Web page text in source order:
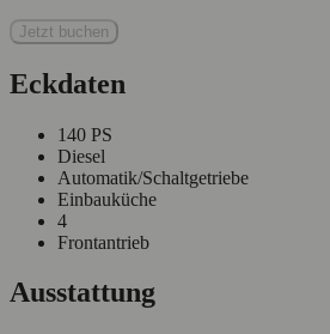
Jetzt buchen
Eckdaten
140 PS
Diesel
Automatik/Schaltgetriebe
Einbauküche
4
Frontantrieb
Ausstattung